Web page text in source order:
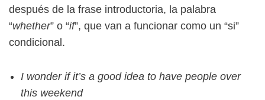
después de la frase introductoria, la palabra
“whether” o “if”, que van a funcionar como un “si”
condicional.
I wonder if it’s a good idea to have people over
this weekend